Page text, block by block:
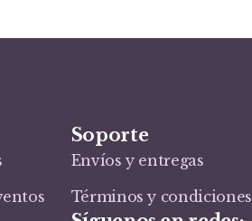
Soporte
Envíos y entregas
Términos y condiciones